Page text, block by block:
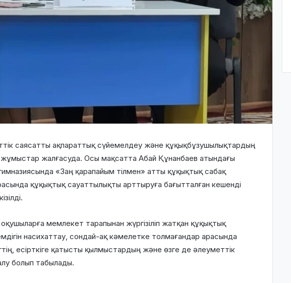
саясатты ақпараттық сүйемелдеу және құқықбұзушылықтардың
жалғасуда. Осы мақсатта Абай Құнанбаев атындағы
«Заң қарапайым тілмен» атты құқықтық сабақ
құқықтық сауаттылықты арттыруға бағытталған кешенді
оқушыларға мемлекет тарапынан жүргізіліп жатқан құқықтық
насихаттау, сондай-ақ кәмелетке толмағандар арасында
есірткіге қатысты қылмыстардың және өзге де әлеуметтік
болып табылады.